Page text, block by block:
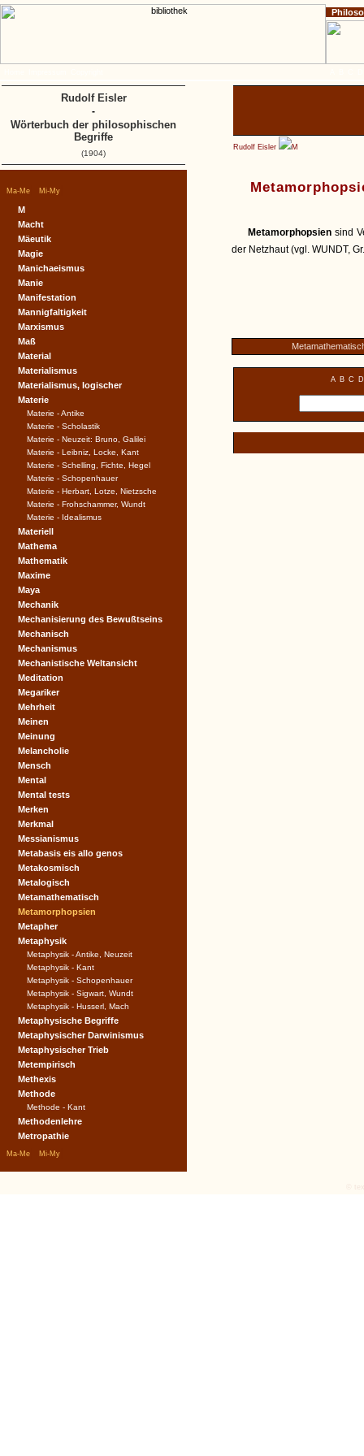
Rudolf Eisler M
Metamorphopsien sind
der Netzhaut (vgl. WUNDT,
A B C D
Ma-Me Mi-My
M
Macht
Mäeutik
Magie
Manichaeismus
Manie
Manifestation
Mannigfaltigkeit
Marxismus
Maß
Material
Materialismus
Materialismus, logischer
Materie
Materie - Antike
Materie - Scholastik
Materie - Neuzeit: Bruno, Galilei
Materie - Leibniz, Locke, Kant
Materie - Schelling, Fichte, Hegel
Materie - Schopenhauer
Materie - Herbart, Lotze, Nietzsche
Materie - Frohschammer, Wundt
Materie - Idealismus
Materiell
Mathema
Mathematik
Maxime
Maya
Mechanik
Mechanisierung des Bewußtseins
Mechanisch
Mechanismus
Mechanistische Weltansicht
Meditation
Megariker
Mehrheit
Meinen
Meinung
Melancholie
Mensch
Mental
Mental tests
Merken
Merkmal
Messianismus
Metabasis eis allo genos
Metakosmisch
Metalogisch
Metamathematisch
Metamorphopsien
Metapher
Metaphysik
Metaphysik - Antike, Neuzeit
Metaphysik - Kant
Metaphysik - Schopenhauer
Metaphysik - Sigwart, Wundt
Metaphysik - Husserl, Mach
Metaphysische Begriffe
Metaphysischer Darwinismus
Metaphysischer Trieb
Metempirisch
Methexis
Methode
Methode - Kant
Methodenlehre
Metropathie
Ma-Me Mi-My
Rudolf Eisler
-
Wörterbuch der philosophischen
Begriffe
(1904)